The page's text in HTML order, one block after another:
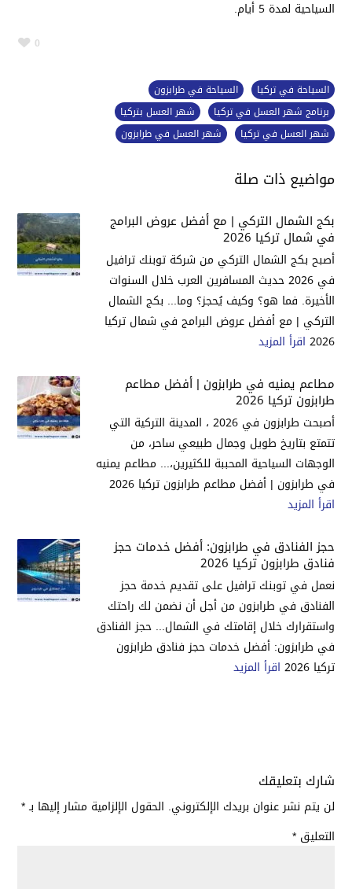
السياحية لمدة 5 أيام.
0
السياحة في تركيا
السياحة في طرابزون
برنامج شهر العسل في تركيا
شهر العسل بتركيا
شهر العسل في تركيا
شهر العسل في طرابزون
مواضيع ذات صلة
بكج الشمال التركي | مع أفضل عروض البرامج
في شمال تركيا 2026
أصبح بكج الشمال التركي من شركة توبنك ترافيل
في 2026 حديث المسافرين العرب خلال السنوات
الأخيرة. فما هو؟ وكيف يُحجز؟ وما... بكج الشمال
التركي | مع أفضل عروض البرامج في شمال تركيا
2026 اقرأ المزيد
مطاعم يمنيه في طرابزون | أفضل مطاعم
طرابزون تركيا 2026
أصبحت طرابزون في 2026 ، المدينة التركية التي
تتمتع بتاريخ طويل وجمال طبيعي ساحر، من
الوجهات السياحية المحببة للكثيرين،... مطاعم يمنيه
في طرابزون | أفضل مطاعم طرابزون تركيا 2026
اقرأ المزيد
حجز الفنادق في طرابزون: أفضل خدمات حجز
فنادق طرابزون تركيا 2026
نعمل في توبنك ترافيل على تقديم خدمة حجز
الفنادق في طرابزون من أجل أن نضمن لك راحتك
واستقرارك خلال إقامتك في الشمال... حجز الفنادق
في طرابزون: أفضل خدمات حجز فنادق طرابزون
تركيا 2026
اقرأ المزيد
شارك بتعليقك
لن يتم نشر عنوان بريدك الإلكتروني. الحقول الإلزامية مشار إليها بـ*
التعليق *